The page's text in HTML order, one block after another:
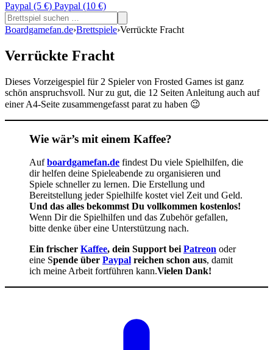
Paypal (5 €) Paypal (10 €)
Suchen
nach:
Boardgamefan.de›Brettspiele›Verrückte Fracht
Verrückte Fracht
Dieses Vorzeigespiel für 2 Spieler von Frosted Games ist ganz
schön anspruchsvoll. Nur zu gut, die 12 Seiten Anleitung auch auf
einer A4-Seite zusammengefasst parat zu haben 😉
Wie wär’s mit einem Kaffee?
Aufboardgamefan.de findest Du viele Spielhilfen, die
dir helfen deine Spieleabende zu organisieren und
Spiele schneller zu lernen. Die Erstellung und
Bereitstellung jeder Spielhilfe kostet viel Zeit und Geld.
Und das alles bekommst Du vollkommen kostenlos!
Wenn Dir die Spielhilfen und das Zubehör gefallen,
bitte denke über eine Unterstützung nach.
Ein frischer Kaffee, dein Support bei Patreon oder
eine Spende über Paypal reichen schon aus, damit
ich meine Arbeit fortführen kann.Vielen Dank!